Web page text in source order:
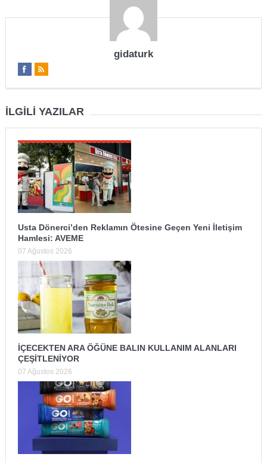
gidaturk
İLGILI YAZILAR
Usta Dönerci’den Reklamın Ötesine Geçen Yeni İletişim
Hamlesi: AVEME
07 Ağustos 2026
İÇECEKTEN ARA ÖĞÜNE BALIN KULLANIM ALANLARI
ÇEŞİTLENİYOR
07 Ağustos 2026